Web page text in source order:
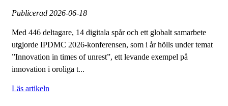
Publicerad 2026-06-18
Med 446 deltagare, 14 digitala spår och ett globalt samarbete
utgjorde IPDMC 2026-konferensen, som i år hölls under temat
”Innovation in times of unrest”, ett levande exempel på
innovation i oroliga t...
Läs artikeln